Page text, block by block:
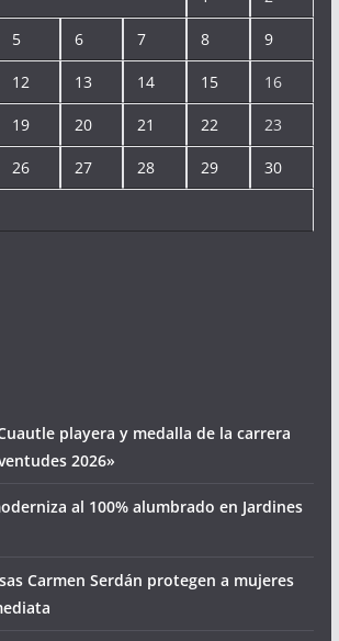
5 6 7 8 9
12 13 14 15 16
19 20 21 22 23
26 27 28 29 30
playera y medalla de la carrera
2026»
al 100% alumbrado en Jardines
Carmen Serdán protegen a mujeres